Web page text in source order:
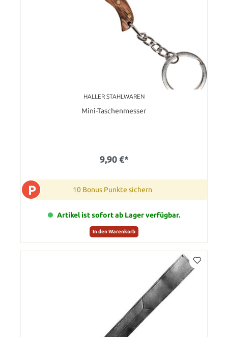
HALLER STAHLWAREN
Mini-Taschenmesser
9,90 €*
P 10 Bonus Punkte sichern
Artikel ist sofort ab Lager verfügbar.
In den Warenkorb